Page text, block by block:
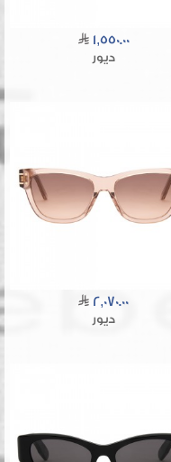
1,550.00
ديور
2,070.00
ديور